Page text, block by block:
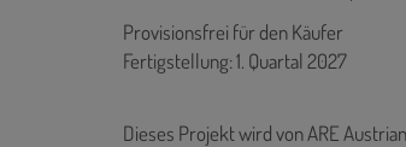
Provisionsfrei für den Käufer
Fertigstellung: 1. Quartal 2027
Dieses Projekt wird von ARE